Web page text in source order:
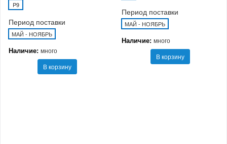
P9
Период поставки
МАЙ - НОЯБРЬ
Наличие: много
В корзину
Период поставки
МАЙ - НОЯБРЬ
Наличие: много
В корзину